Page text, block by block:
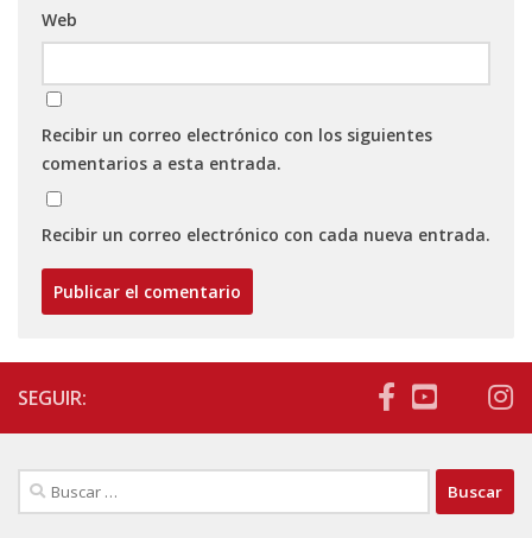
Web
Recibir un correo electrónico con los siguientes
comentarios a esta entrada.
Recibir un correo electrónico con cada nueva entrada.
SEGUIR:
Buscar: